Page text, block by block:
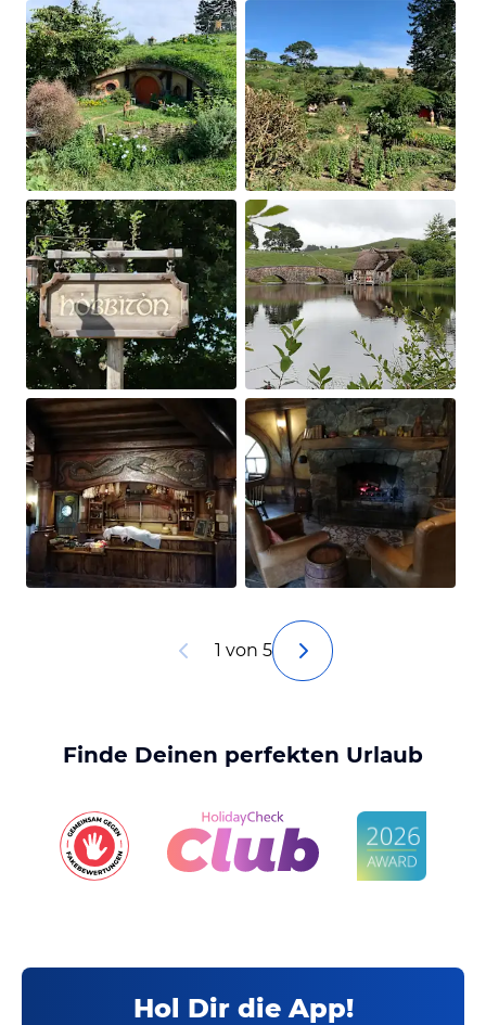
1 von 5
Finde Deinen perfekten Urlaub
Hol Dir die App!